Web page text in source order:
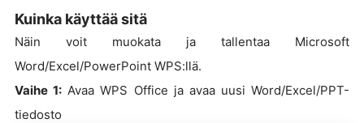
Kuinka käyttää sitä
Näin voit muokata ja tallentaa Microsoft
Word/Excel/PowerPoint WPS:llä.
Vaihe 1: Avaa WPS Office ja avaa uusi Word/Excel/PPT-
tiedosto